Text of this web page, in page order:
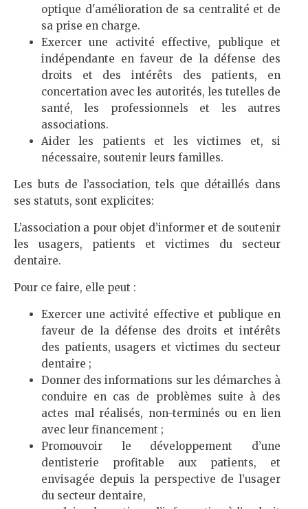
optique d'amélioration de sa centralité et de
sa prise en charge.
Exercer une activité effective, publique et
indépendante en faveur de la défense des
droits et des intérêts des patients, en
concertation avec les autorités, les tutelles de
santé, les professionnels et les autres
associations.
Aider les patients et les victimes et, si
nécessaire, soutenir leurs familles.
Les buts de l’association, tels que détaillés dans
ses statuts, sont explicites:
L’association a pour objet d’informer et de soutenir
les usagers, patients et victimes du secteur
dentaire.
Pour ce faire, elle peut :
Exercer une activité effective et publique en
faveur de la défense des droits et intérêts
des patients, usagers et victimes du secteur
dentaire ;
Donner des informations sur les démarches à
conduire en cas de problèmes suite à des
actes mal réalisés, non-terminés ou en lien
avec leur financement ;
Promouvoir le développement d’une
dentisterie profitable aux patients, et
envisagée depuis la perspective de l’usager
du secteur dentaire,